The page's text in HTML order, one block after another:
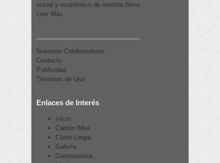
social y económico de nuestra tierra.
Leer Más
Nuestros Colaboradores
Contacto
Publicidad
Términos de Uso
Enlaces de Interés
Inicio
Cantón Mira
Cómo Llegar
Galería
Gastronomía